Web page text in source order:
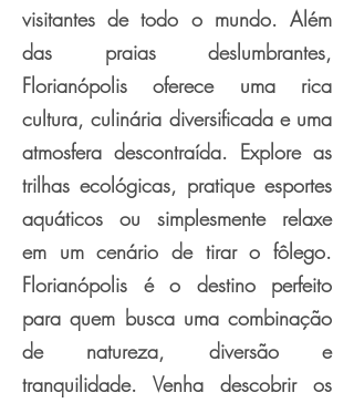
visitantes de todo o mundo. Além
das praias deslumbrantes,
Florianópolis oferece uma rica
cultura, culinária diversificada e uma
atmosfera descontraída. Explore as
trilhas ecológicas, pratique esportes
aquáticos ou simplesmente relaxe
em um cenário de tirar o fôlego.
Florianópolis é o destino perfeito
para quem busca uma combinação
de natureza, diversão e
tranquilidade. Venha descobrir os